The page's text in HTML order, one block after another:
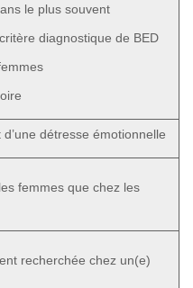
le plus souvent
diagnostique de BED
détresse émotionnelle
femmes que chez les
recherchée chez un(e)